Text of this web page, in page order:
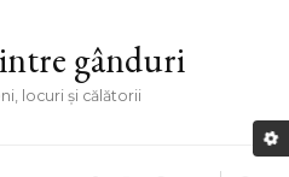
gânduri
locuri și călătorii